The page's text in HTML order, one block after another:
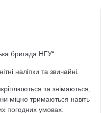
бригада НГУ“
наліпки та звичайні.
та знімаються,
міцно тримаються навіть
погодних умовах.